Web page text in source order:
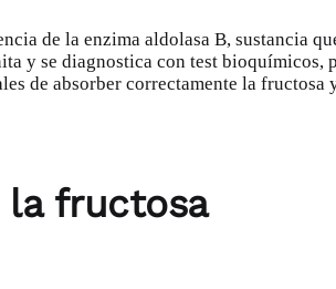
de la enzima aldolasa B, sustancia
y se diagnostica con test bioquímicos,
de absorber correctamente la
la fructosa